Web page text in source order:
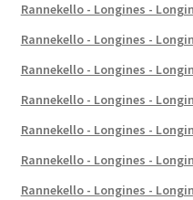
Rannekello - Longines -
Rannekello - Longines -
Rannekello - Longines -
Rannekello - Longines -
Rannekello - Longines -
Rannekello - Longines -
Rannekello - Longines -